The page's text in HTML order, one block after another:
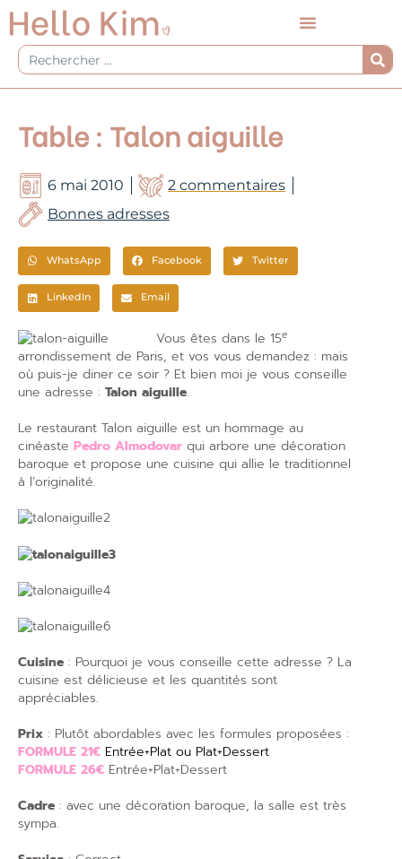
Aller
au
contenu
Rechercher
Table : Talon aiguille
6 mai 2010
2 commentaires
Bonnes adresses
WhatsApp Facebook Twitter
LinkedIn Email
Vous êtes dans le 15e
arrondissement de Paris, et vos vous demandez : mais
où puis-je diner ce soir ? Et bien moi je vous conseille
une adresse : Talon aiguille.
Le restaurant Talon aiguille est un hommage au
cinéaste Pedro Almodovar qui arbore une décoration
baroque et propose une cuisine qui allie le traditionnel
à l’originalité.
Cuisine : Pourquoi je vous conseille cette adresse ? La
cuisine est délicieuse et les quantités sont
appréciables.
Prix : Plutôt abordables avec les formules proposées :
FORMULE 21€ Entrée+Plat ou Plat+Dessert
FORMULE 26€ Entrée+Plat+Dessert
Cadre : avec une décoration baroque, la salle est très
sympa.